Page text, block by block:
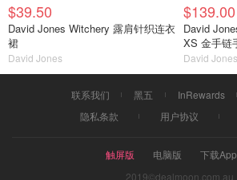
$39.50
David Jones Witchery 露肩针织连衣
裙
David Jones
$139.00
David
XS 金手链
David Jones
联系我们 黑五 InRewards
隐私条款
用户协议
触屏版 电脑版
下载App
2019©dealmoon.com.au